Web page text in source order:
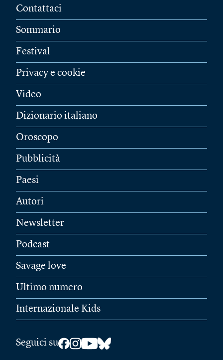
Contattaci
Sommario
Festival
Privacy e cookie
Video
Dizionario italiano
Oroscopo
Pubblicità
Paesi
Autori
Newsletter
Podcast
Savage love
Ultimo numero
Internazionale Kids
Seguici su